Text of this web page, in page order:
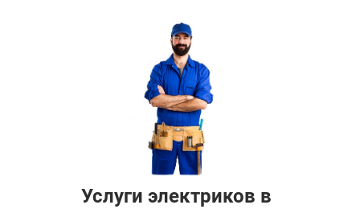
Услуги электриков в